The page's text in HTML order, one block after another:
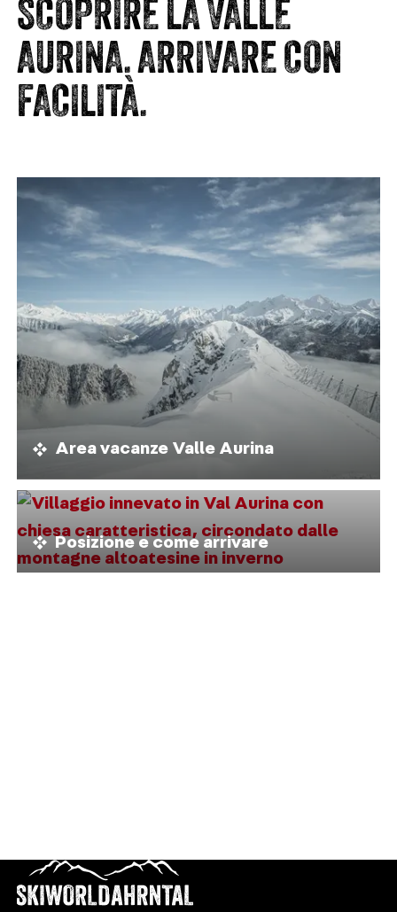
SCOPRIRE LA VALLE
AURINA. ARRIVARE CON
FACILITÀ.
Area vacanze Valle Aurina
Posizione e come arrivare